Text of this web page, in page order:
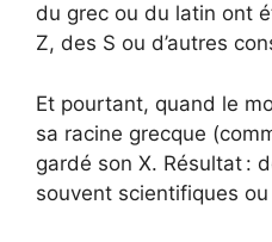
du grec ou du latin ont
Z, des S ou d’autres
Et pourtant, quand le
sa racine grecque
gardé son X. Résultat :
souvent scientifiques